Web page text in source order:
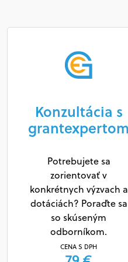
Konzultácia s
grantexpertom
Potrebujete sa
zorientovať v
konkrétnych výzvach a
dotáciách? Poraďte sa
so skúseným
odborníkom.
CENA S DPH